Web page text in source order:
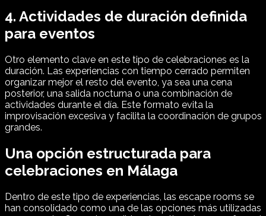
4. Actividades de duración definida
para eventos
Otro elemento clave en este tipo de celebraciones es la
duración. Las experiencias con tiempo cerrado permiten
organizar mejor el resto del evento, ya sea una cena
posterior, una salida nocturna o una combinación de
actividades durante el día. Este formato evita la
improvisación excesiva y facilita la coordinación de grupos
grandes.
Una opción estructurada para
celebraciones en Málaga
Dentro de este tipo de experiencias, las escape rooms se
han consolidado como una de las opciones más utilizadas